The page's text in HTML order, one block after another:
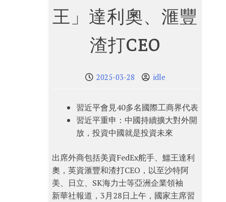
王」達利奧、滙豐
渣打CEO
2025-03-28 idle
習近平會見40多名國際工商界代表
習近平重申：中國持續擴大對外開
放，投資中國就是投資未來
出席外商包括美資FedEx舵手、鱷王達利
奧，英資滙豐和渣打CEO，以至沙特阿
美、日立、SK海力士等亞洲企業領袖
新華社報道，3月28日上午，國家主席習